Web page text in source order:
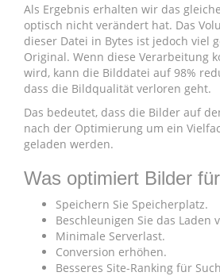
Als Ergebnis erhalten wir das
optisch nicht verändert hat. Das
dieser Datei in Bytes ist jedoch viel
Original. Wenn diese Verarbeitung
wird, kann die Bilddatei auf 98%
dass die Bildqualität verloren geht.
Das bedeutet, dass die Bilder auf
nach der Optimierung um ein
geladen werden.
Was optimiert Bilder
Speichern Sie Speicherplatz.
Beschleunigen Sie das Laden
Minimale Serverlast.
Conversion erhöhen.
Besseres Site-Ranking für